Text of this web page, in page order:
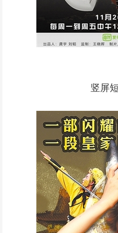
竖屏短